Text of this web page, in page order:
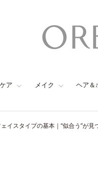
ア メイク ヘア＆
ェイスタイプの基本｜“似合う”が